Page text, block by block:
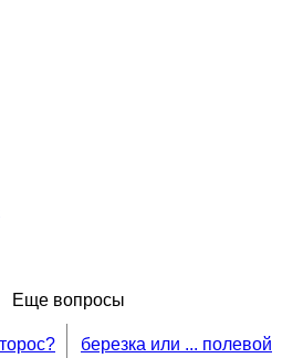
Еще вопросы
березка или ... полевой